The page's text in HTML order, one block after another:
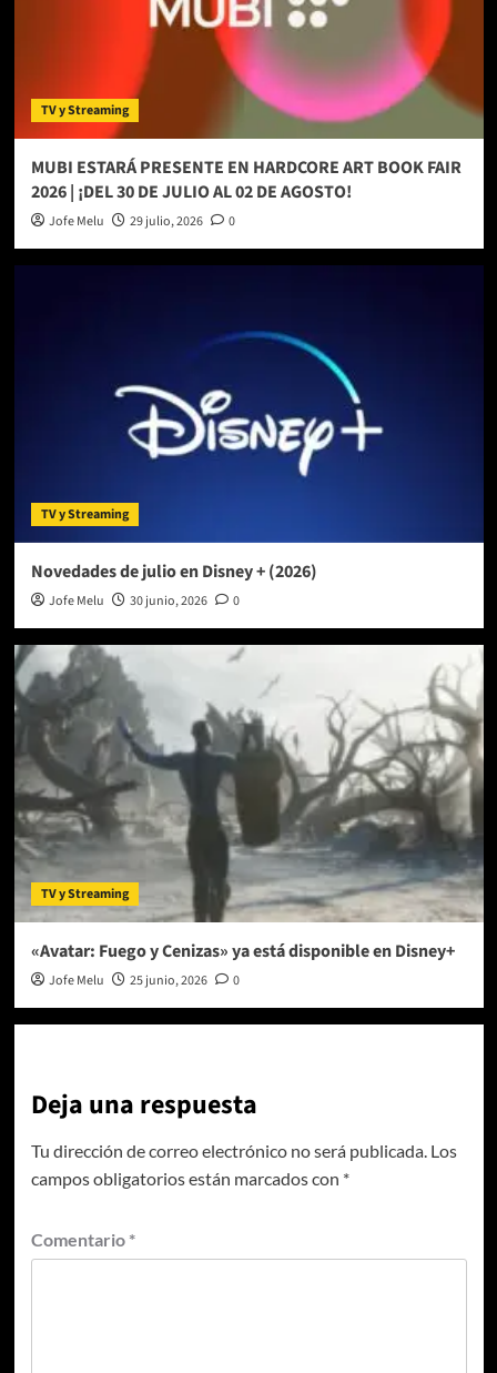
TV y Streaming
MUBI ESTARÁ PRESENTE EN HARDCORE ART BOOK FAIR
2026 | ¡DEL 30 DE JULIO AL 02 DE AGOSTO!
Jofe Melu 29 julio, 2026 0
TV y Streaming
Novedades de julio en Disney + (2026)
Jofe Melu 30 junio, 2026 0
TV y Streaming
«Avatar: Fuego y Cenizas» ya está disponible en Disney+
Jofe Melu 25 junio, 2026 0
Deja una respuesta
Tu dirección de correo electrónico no será publicada. Los
campos obligatorios están marcados con *
Comentario *